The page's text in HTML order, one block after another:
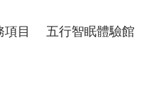
項目 五行智眠體驗館